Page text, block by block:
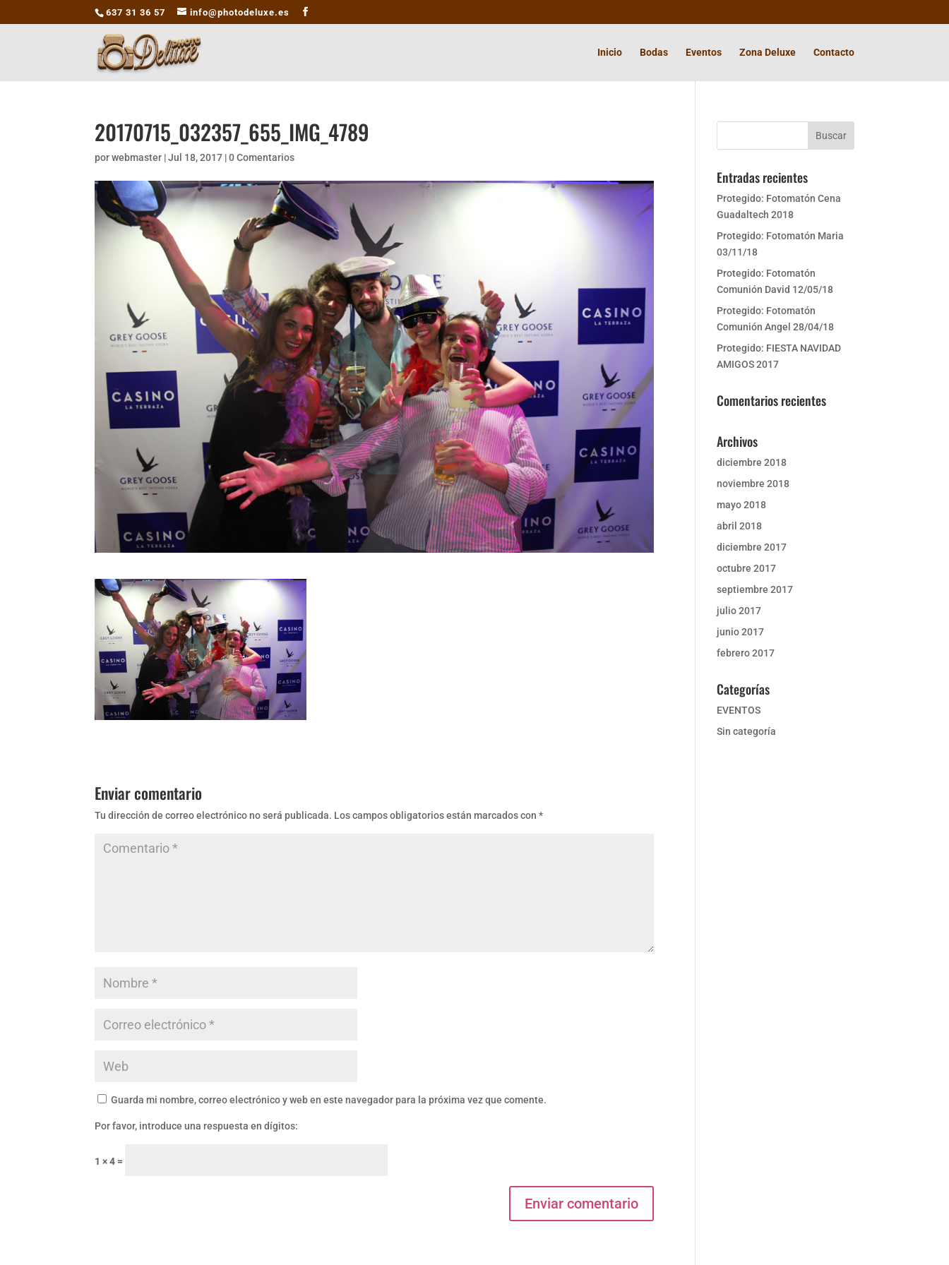
637 31 36 57 info@photodeluxe.es
Inicio Bodas Eventos Zona Deluxe Contacto
20170715_032357_655_IMG_4789
porwebmaster |Jul 18, 2017 |0 Comentarios
Enviar comentario
Tu dirección de correo electrónico no será publicada. Los campos obligatorios están marcados con*
Guarda mi nombre, correo electrónico y web en este navegador para la próxima vez que comente.
Por favor, introduce una respuesta en dígitos:
1 × 4 =
Entradas recientes
Protegido: Fotomatón Cena
Guadaltech 2018
Protegido: Fotomatón Maria
03/11/18
Protegido: Fotomatón
Comunión David 12/05/18
Protegido: Fotomatón
Comunión Angel 28/04/18
Protegido: FIESTA NAVIDAD
AMIGOS 2017
Comentarios recientes
Archivos
diciembre 2018
noviembre 2018
mayo 2018
abril 2018
diciembre 2017
octubre 2017
septiembre 2017
julio 2017
junio 2017
febrero 2017
Categorías
EVENTOS
Sin categoría